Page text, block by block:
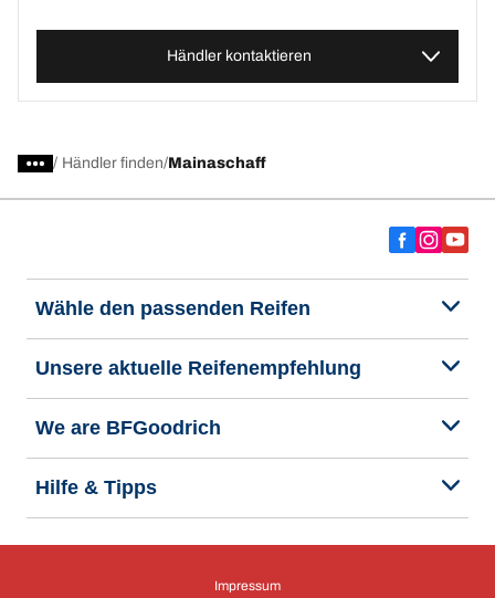
Händler kontaktieren
/ Händler finden Mainaschaff
Wähle den passenden Reifen
Unsere aktuelle Reifenempfehlung
We are BFGoodrich
Hilfe & Tipps
Impressum